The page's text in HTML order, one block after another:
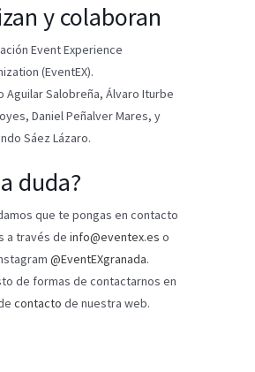
y colaboran
Event Experience
(EventEX).
Aguilar Salobreña, Álvaro Iturbe
Daniel Peñalver Mares, y
Sáez Lázaro.
duda?
que te pongas en contacto
a través de info@eventex.es o
@EventEXgranada.
de formas de contactarnos en
contacto de nuestra web.